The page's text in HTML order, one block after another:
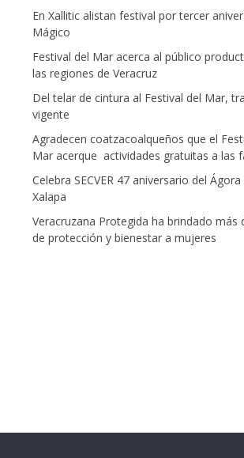
En Xallitic alistan festival por tercer
Mágico
Festival del Mar acerca al público
las regiones de Veracruz
Del telar de cintura al Festival del Mar,
vigente
Agradecen coatzacoalqueños que el
Mar acerque actividades gratuitas a las
Celebra SECVER 47 aniversario del
Xalapa
Veracruzana Protegida ha brindado más
de protección y bienestar a mujeres